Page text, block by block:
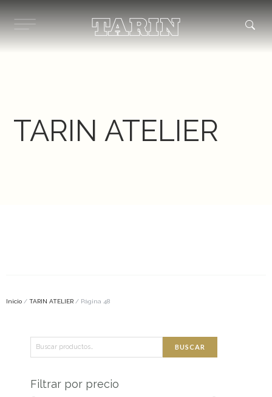
contenido
TARIN ATELIER
Inicio / TARIN ATELIER / Página 48
por:
BUSCAR
Filtrar por precio